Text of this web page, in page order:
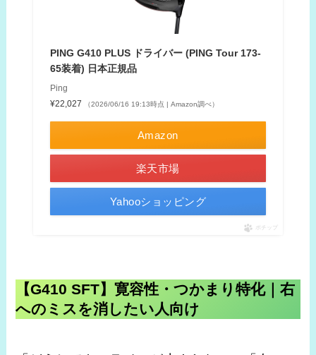
PING G410 PLUS ドライバー (PING Tour 173-
65装着) 日本正規品
Ping
¥22,027
（2026/06/16 19:13時点 | Amazon調べ）
Amazon
楽天市場
Yahooショッピング
ポチップ
【G410 SFT】寛容性・つかまり特化｜右
へのミスを消したい人向け